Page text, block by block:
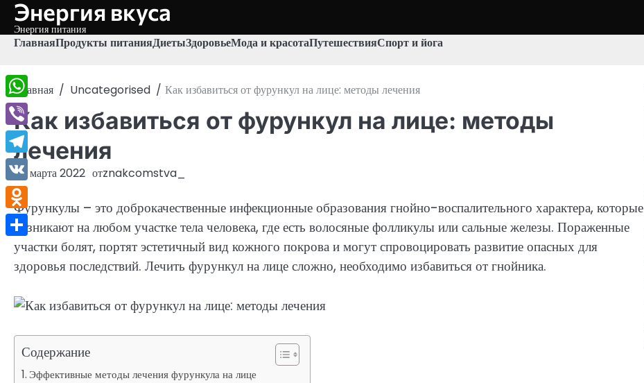
Перейти
содержимому
Энергия вкуса
Энергия питания
ГлавнаяПродукты питанияДиетыЗдоровьеМода и красотаПутешествияСпорт и йога
Главная Uncategorised Как избавиться от фурункул на лице: методы лечения
Как избавиться от фурункул на лице: методы
лечения
25 марта 2022 отznakcomstva_
Фурункулы – это доброкачественные инфекционные образования гнойно-воспалительного характера, которые
возникают на любом участке тела человека, где есть волосяные фолликулы или сальные железы. Пораженные
участки болят, портят эстетичный вид кожного покрова и могут спровоцировать развитие опасных для
здоровья последствий. Лечить фурункул на лице сложно, необходимо избавиться от гнойника.
Содержание
Эффективные методы лечения фурункула на лице
WhatsApp
Viber
Telegram
VK
Odnoklassniki
Отправить